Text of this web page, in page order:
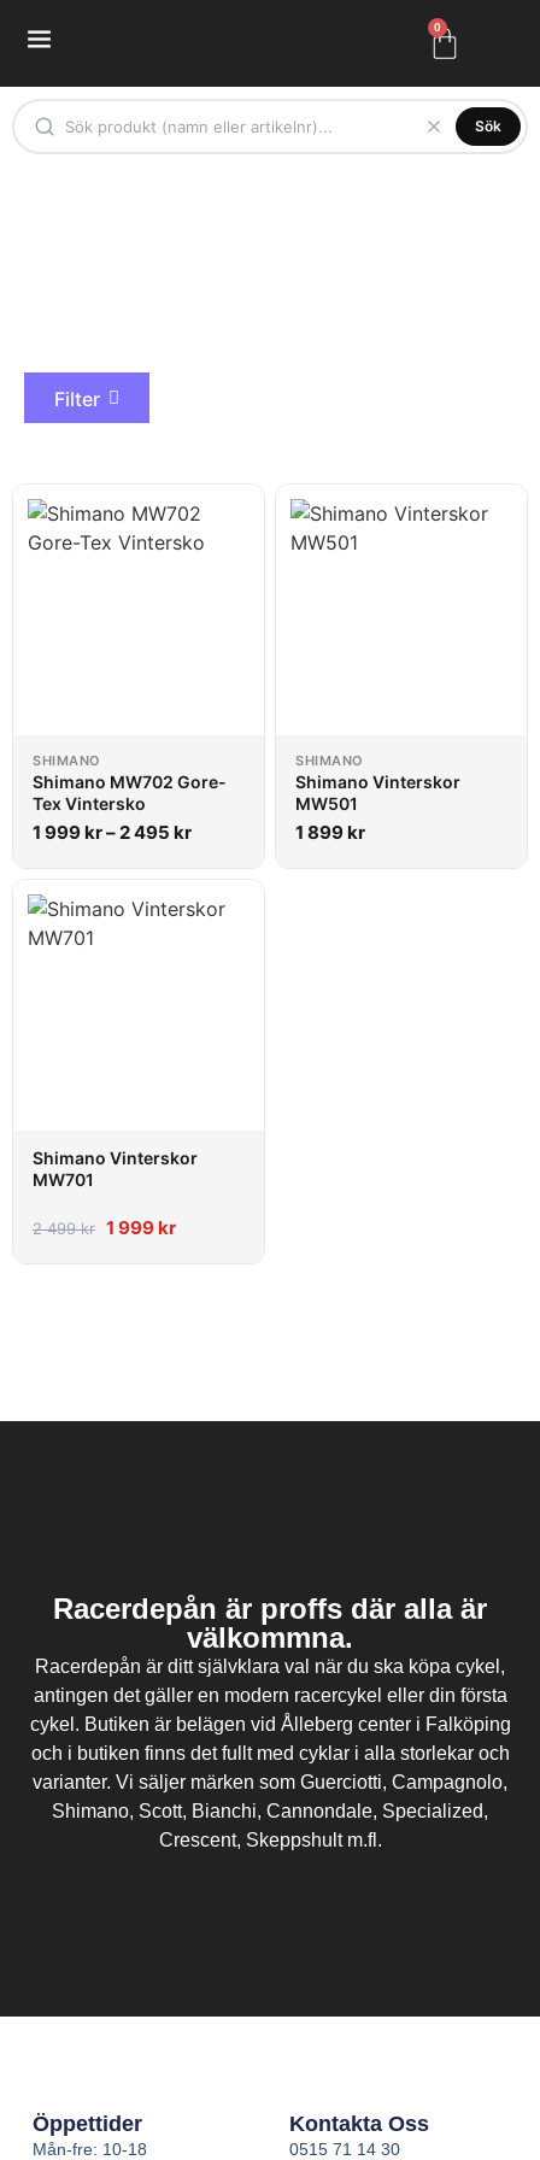
0
Sök
Filter
SHIMANO
Shimano MW702 Gore-
Tex Vintersko
1 999kr– 2 495 kr
SHIMANO
Shimano Vinterskor
MW501
1 899kr
Shimano Vinterskor
MW701
2 499kr 1 999 kr
Racerdepån är proffs där alla är
välkommna.
Racerdepån är ditt självklara val när du ska köpa cykel,
antingen det gäller en modern racercykel eller din första
cykel. Butiken är belägen vid Ålleberg center i Falköping
och i butiken finns det fullt med cyklar i alla storlekar och
varianter. Vi säljer märken som Guerciotti, Campagnolo,
Shimano, Scott, Bianchi, Cannondale, Specialized,
Crescent, Skeppshult m.fl.
Öppettider
Mån-fre: 10-18
Kontakta Oss
0515 71 14 30